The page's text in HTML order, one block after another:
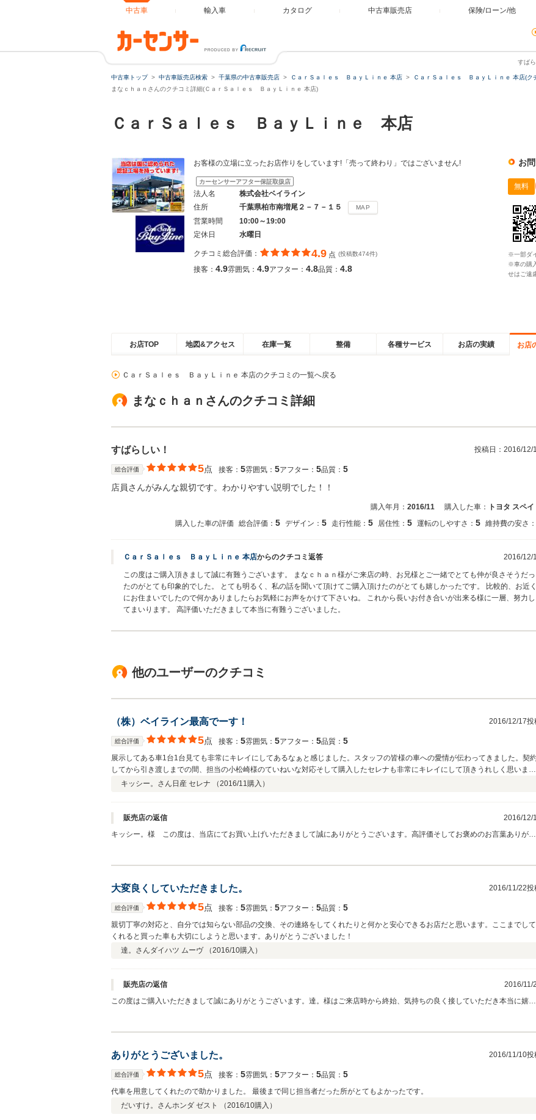
中古車 輸入車 カタログ 中古車販売店 保険/ローン/他
すば
中古車トップ 中古車販売店検索 千葉県の中古車販売店 ＣａｒＳａｌｅｓ ＢａｙＬｉｎｅ 本店
ＣａｒＳａｌｅｓ ＢａｙＬｉｎｅ 本店(ク
まなｃｈａｎさんのクチコミ詳細(ＣａｒＳａｌｅｓ ＢａｙＬｉｎｅ 本店)
ＣａｒＳａｌｅｓ ＢａｙＬｉｎｅ 本店
お客様の立場に立ったお店作りをしています!「売って終わり」ではございません!
カーセンサーアフター保証取扱店
法人名
株式会社ベイライン
住所
千葉県柏市南増尾２－７－１５ MAP
営業時間
10:00～19:00
定休日
水曜日
クチコミ総合評価： 4.9 点 (投稿数474件)
接客： 4.9雰囲気： 4.9アフター： 4.8品質： 4.8
お
無料
※一部ダ
※車の購
せはご遠
お店TOP 地図&アクセス 在庫一覧 整備 各種サービス お店の実績 お店
ＣａｒＳａｌｅｓ ＢａｙＬｉｎｅ 本店のクチコミの一覧へ戻る
まなｃｈａｎさんのクチコミ詳細
すばらしい！ 投稿日： 2016/12/
総合評価 5点 接客： 5雰囲気： 5アフター： 5品質： 5
店員さんがみんな親切です。わかりやすい説明でした！！
購入年月： 2016/11 購入した車：
トヨタ スペイ
購入した車の評価
総合評価： 5 デザイン： 5 走行性能： 5 居住性： 5 運転のしやすさ： 5 維持費の安さ：
ＣａｒＳａｌｅｓ ＢａｙＬｉｎｅ 本店からのクチコミ返答 2016/12/
この度はご購入頂きまして誠に有難うございます。 まなｃｈａｎ様がご来店の時、お兄様とご一緒でとても仲が良さそうだっ
たのがとても印象的でした。 とても明るく、私の話を聞いて頂けてご購入頂けたのがとても嬉しかったです。 比較的、お近く
にお住まいでしたので何かありましたらお気軽にお声をかけて下さいね。 これから長いお付き合いが出来る様に一層、努力し
てまいります。 高評価いただきまして本当に有難うございました。
他のユーザーのクチコミ
（株）ベイライン最高でーす！ 2016/12/17投
総合評価 5点 接客： 5雰囲気： 5アフター： 5品質： 5
展示してある車1台1台見ても非常にキレイにしてあるなぁと感じました。スタッフの皆様の車への愛情が伝わってきました。契
してから引き渡しまでの間、担当の小松崎様のていねいな対応そして購入したセレナも非常にキレイにして頂きうれしく思いま
す。（株）ベイライン様で車を購入して本当に良かったなぁと思いました。
キッシー。さん 日産 セレナ （2016/11購入）
販売店の返信
2016/12/
キッシー。様 この度は、当店にてお買い上げいただきまして誠にありがとうございます。高評価そしてお褒めのお言葉ありがと
大変良くしていただきました。 2016/11/22投
総合評価 5点 接客： 5雰囲気： 5アフター： 5品質： 5
親切丁寧の対応と、自分では知らない部品の交換、その連絡をしてくれたりと何かと安心できるお店だと思います。ここまでして
くれると買った車も大切にしようと思います。ありがとうございました！
達。さんダイハツ ムーヴ （2016/10購入）
販売店の返信
2016/11/
この度はご購入いただきまして誠にありがとうございます。達。様はご来店時から終始、気持ちの良く接していただき本当に嬉し
ありがとうございました。 2016/11/10投
総合評価 5点 接客： 5雰囲気： 5アフター： 5品質： 5
代車を用意してくれたので助かりました。 最後まで同じ担当者だった所がとてもよかったです。
だいすけ。さんホンダ ゼスト （2016/10購入）